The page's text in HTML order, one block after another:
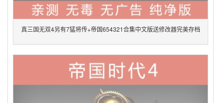
真三国无双4另有7猛将传+帝国654321合集中文版送修改器完美存档